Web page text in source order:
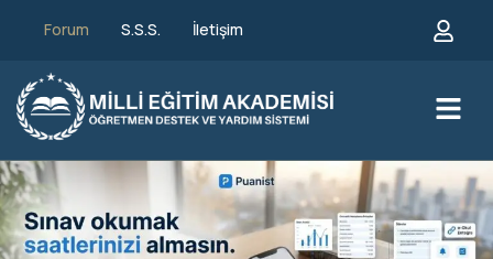
Forum S.S.S. İletişim